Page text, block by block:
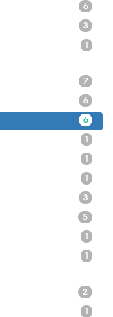
6
3
1
7
6
6
1
1
1
3
5
1
1
2
1